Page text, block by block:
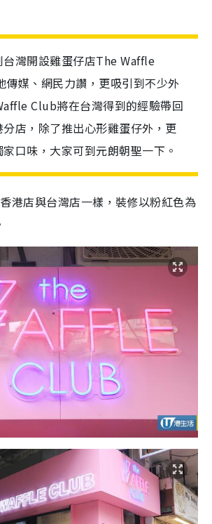
台灣開設雞蛋仔店The Waffle
傳媒、網民力讚，更吸引到不少外
Club將在台灣得到的經驗帶回
店，除了推出心形雞蛋仔外，更
口味，大家可到元朗朝聖一下。
港店與台灣店一樣，裝修以粉紅色為